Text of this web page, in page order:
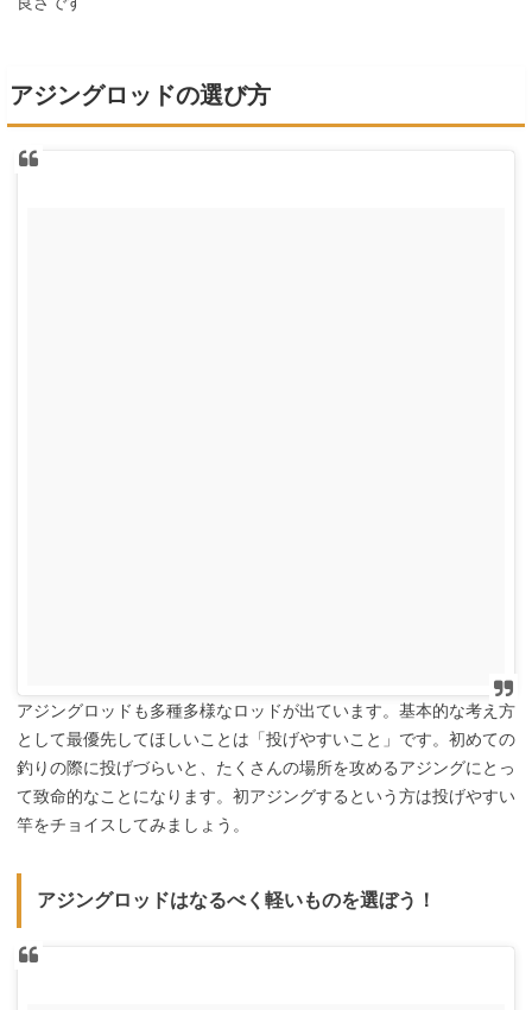
アジングロッドの選び方
アジングロッドも多種多様なロッドが出ています。基本的な考え方
として最優先してほしいことは「投げやすいこと」です。初めての
釣りの際に投げづらいと、たくさんの場所を攻めるアジングにとっ
て致命的なことになります。 初アジングする という方は投げやすい
竿をチョイスしてみましょう。
アジングロッドはなるべく軽いものを選ぼう！